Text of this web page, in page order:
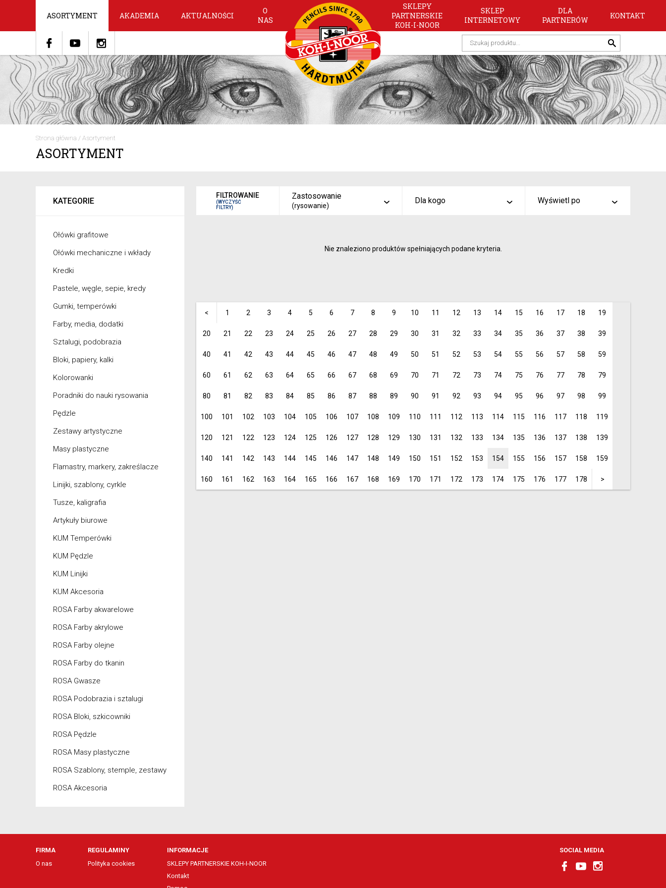
ASORTYMENT AKADEMIA AKTUALNOŚCI
O
NAS
SKLEPY
PARTNERSKIE
KOH-I-NOOR
SKLEP
INTERNETOWY
DLA
PARTNERÓW
KONTAKT
Strona główna / Asortyment
ASORTYMENT
FILTROWANIE
(WYCZYŚĆ
FILTRY)
Zastosowanie
(rysowanie)
Dla kogo Wyświetl po
Nie znaleziono produktów spełniających podane kryteria.
< 1 2 3 4 5 6 7 8 9 10 11 12 13 14 15 16 17 18 19
20 21 22 23 24 25 26 27 28 29 30 31 32 33 34 35 36 37 38 39
40 41 42 43 44 45 46 47 48 49 50 51 52 53 54 55 56 57 58 59
60 61 62 63 64 65 66 67 68 69 70 71 72 73 74 75 76 77 78 79
80 81 82 83 84 85 86 87 88 89 90 91 92 93 94 95 96 97 98 99
100 101 102 103 104 105 106 107 108 109 110 111 112 113 114 115 116 117 118 119
120 121 122 123 124 125 126 127 128 129 130 131 132 133 134 135 136 137 138 139
140 141 142 143 144 145 146 147 148 149 150 151 152 153 154 155 156 157 158 159
160 161 162 163 164 165 166 167 168 169 170 171 172 173 174 175 176 177 178 >
KATEGORIE
Ołówki grafitowe
Ołówki mechaniczne i wkłady
Kredki
Pastele, węgle, sepie, kredy
Gumki, temperówki
Farby, media, dodatki
Sztalugi, podobrazia
Bloki, papiery, kalki
Kolorowanki
Poradniki do nauki rysowania
Pędzle
Zestawy artystyczne
Masy plastyczne
Flamastry, markery, zakreślacze
Linijki, szablony, cyrkle
Tusze, kaligrafia
Artykuły biurowe
KUM Temperówki
KUM Pędzle
KUM Linijki
KUM Akcesoria
ROSA Farby akwarelowe
ROSA Farby akrylowe
ROSA Farby olejne
ROSA Farby do tkanin
ROSA Gwasze
ROSA Podobrazia i sztalugi
ROSA Bloki, szkicowniki
ROSA Pędzle
ROSA Masy plastyczne
ROSA Szablony, stemple, zestawy
ROSA Akcesoria
FIRMA
O nas
REGULAMINY
Polityka cookies
INFORMACJE
SKLEPY PARTNERSKIE KOH-I-NOOR
Kontakt
SOCIAL MEDIA